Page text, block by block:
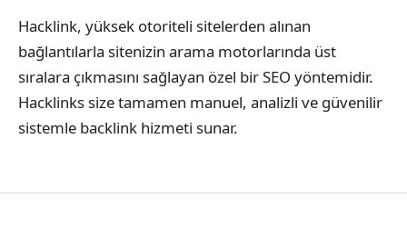
Hacklink, yüksek otoriteli sitelerden alınan
bağlantılarla sitenizin arama motorlarında üst
sıralara çıkmasını sağlayan özel bir SEO yöntemidir.
Hacklinks size tamamen manuel, analizli ve güvenilir
sistemle backlink hizmeti sunar.